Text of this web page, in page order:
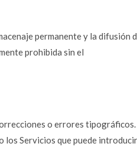
permanente y la difusión
prohibida sin el
o errores tipográficos.
los Servicios que puede introducir